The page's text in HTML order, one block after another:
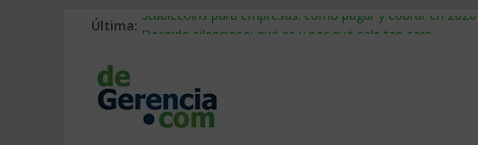
Última: Stablecoins para empresas: cómo pagar y cobrar en 2026
Trabajo forzoso en la cadena de suministro: qué hacer
Mercado hispano de EE. UU.: cómo segmentarlo y venderle